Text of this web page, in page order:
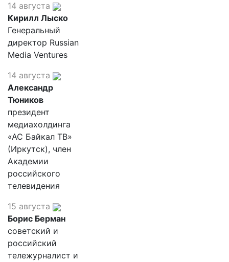
14 августа
Кирилл Лыско
Генеральный
директор Russian
Media Ventures
14 августа
Александр
Тюников
президент
медиахолдинга
«АС Байкал ТВ»
(Иркутск), член
Академии
российского
телевидения
15 августа
Борис Берман
советский и
российский
тележурналист и